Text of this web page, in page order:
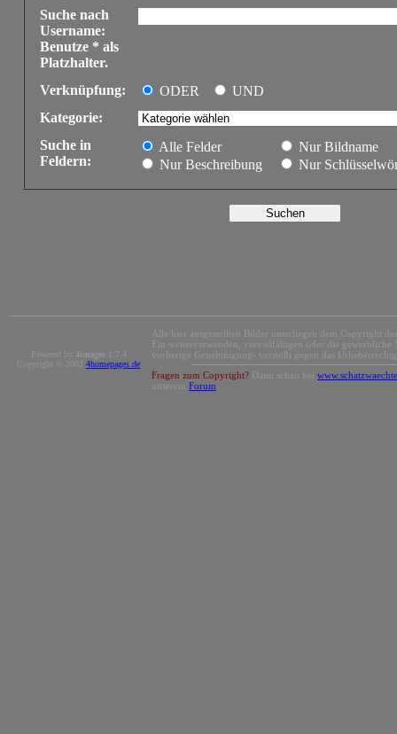
Suche nach
Username:
Benutze * als
Platzhalter.
Verknüpfung:
ODER
UND
Kategorie:
Suche in
Feldern:
Alle Felder
Nur Bildname
Nur Beschreibung
Nur
Powered by 4images 1.7.4
Copyright © 2002 4homepages.de
Alle hier ausgestellten Bilder unterliegen dem Copyright
Ein weiterverwenden, vervielfältigen oder die gewerbliche
vorherige Genehmigung- verstößt gegen das
Fragen zum Copyright? Dann schau bei
unserem Forum